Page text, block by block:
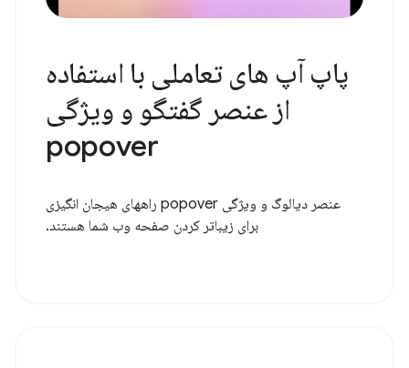
پاپ آپ های تعاملی با استفاده
از عنصر گفتگو و ویژگی
popover
عنصر دیالوگ و ویژگی popover راههای هیجان انگیزی
برای زیباتر کردن صفحه وب شما هستند.